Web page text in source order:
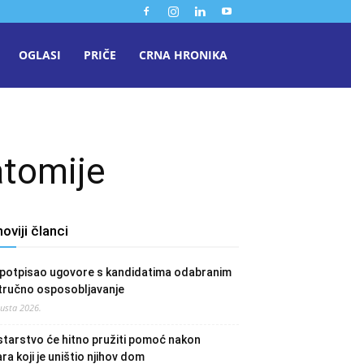
OGLASI PRIČE CRNA HRONIKA
članci
potpisao ugovore s kandidatima odabranim
osposobljavanje
2026.
će hitno pružiti pomoć nakon
koji je uništio njihov dom